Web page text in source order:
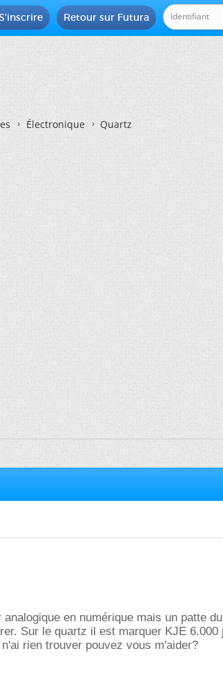
Retour sur Futura
Électronique Quartz
en numérique mais un patte
Sur le quartz il est marquer KJE 6.000
rien trouver pouvez vous m'aider?